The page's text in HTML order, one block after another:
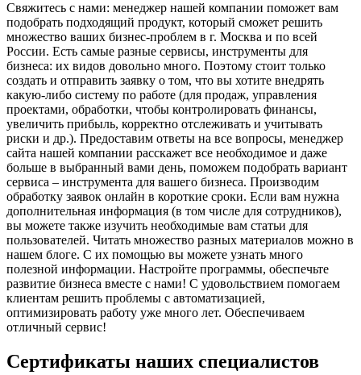
Свяжитесь с нами: менеджер нашей компании поможет вам
подобрать подходящий продукт, который сможет решить
множество ваших бизнес-проблем в г. Москва и по всей
России. Есть самые разные сервисы, инструменты для
бизнеса: их видов довольно много. Поэтому стоит только
создать и отправить заявку о том, что вы хотите внедрять
какую-либо систему по работе (для продаж, управления
проектами, обработки, чтобы контролировать финансы,
увеличить прибыль, корректно отслеживать и учитывать
риски и др.). Предоставим ответы на все вопросы, менеджер
сайта нашей компании расскажет все необходимое и даже
больше в выбранный вами день, поможем подобрать вариант
сервиса – инструмента для вашего бизнеса. Производим
обработку заявок онлайн в короткие сроки. Если вам нужна
дополнительная информация (в том числе для сотрудников),
вы можете также изучить необходимые вам статьи для
пользователей. Читать множество разных материалов можно в
нашем блоге. С их помощью вы можете узнать много
полезной информации. Настройте программы, обеспечьте
развитие бизнеса вместе с нами! С удовольствием помогаем
клиентам решить проблемы с автоматизацией,
оптимизировать работу уже много лет. Обеспечиваем
отличный сервис!
Сертификаты наших специалистов